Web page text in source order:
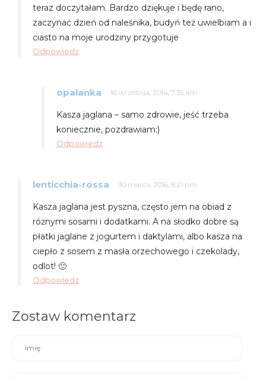
teraz doczytałam. Bardzo dziękuje i będę rano,
zaczynać dzień od naleśnika, budyń też uwielbiam a i
ciasto na moje urodziny przygotuje
Odpowiedz
opalanka 16 września, 2014, 7:35 am
Kasza jaglana – samo zdrowie, jeść trzeba
koniecznie, pozdrawiam:)
Odpowiedz
lenticchia-rossa 30 marca, 2016, 8:21 pm
Kasza jaglana jest pyszna, często jem na obiad z
różnymi sosami i dodatkami. A na słodko dobre są
płatki jaglane z jogurtem i daktylami, albo kasza na
ciepło z sosem z masła orzechowego i czekolady,
odlot! 🙂
Odpowiedz
Zostaw komentarz